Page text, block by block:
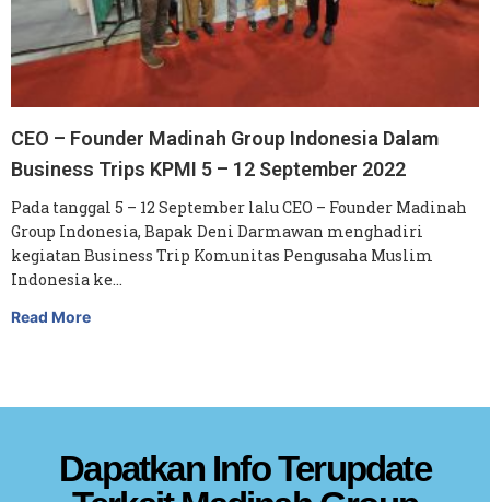
CEO – Founder Madinah Group Indonesia Dalam
Business Trips KPMI 5 – 12 September 2022
Pada tanggal 5 – 12 September lalu CEO – Founder Madinah
Group Indonesia, Bapak Deni Darmawan menghadiri
kegiatan Business Trip Komunitas Pengusaha Muslim
Indonesia ke…
Read More
Dapatkan Info Terupdate